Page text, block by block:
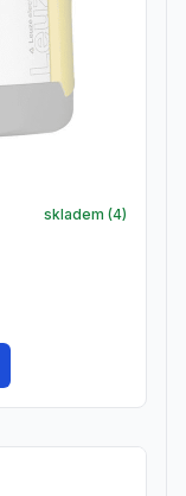
skladem (4)